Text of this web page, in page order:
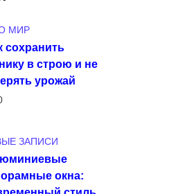
МИР
сохранить
в строю и не
урожай
ЗАПИСИ
окна: